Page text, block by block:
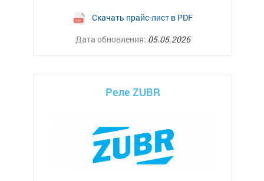
Скачать прайс-лист в PDF
Дата обновления: 05.05.2026
Реле ZUBR